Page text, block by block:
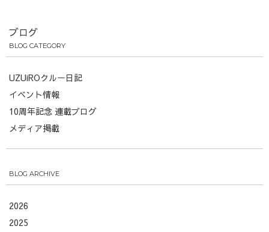
ブログ
BLOG CATEGORY
UZUiROクルー日記
イベント情報
10周年記念 連載ブログ
メディア掲載
BLOG ARCHIVE
2026
2025